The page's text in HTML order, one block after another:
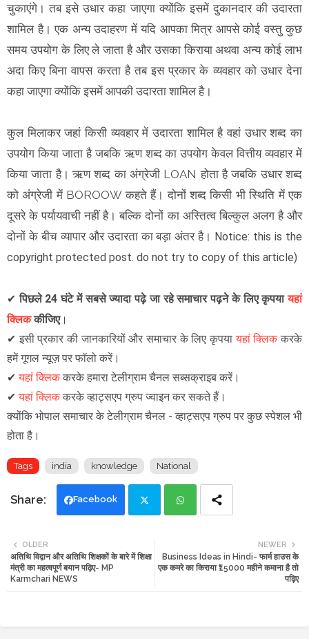
चुकाएंगे। तब इसे उधार कहा जाएगा क्योंकि इसमें दुकानदार की उदारता
शामिल है। एक अन्य उदाहरण में यदि आपका मित्र आपसे कोई वस्तु कुछ
समय उपयोग के लिए ले जाता है और उसका किराया अथवा अन्य कोई लाभ
अदा किए बिना वापस करता है तब इस प्रकार के व्यवहार को उधार देना
कहा जाएगा क्योंकि इसमें आपकी उदारता शामिल है।
कुल मिलाकर जहां किसी व्यवहार में उदारता शामिल है वहां उधार शब्द का
उपयोग किया जाता है जबकि ऋण शब्द का उपयोग केवल वित्तीय व्यवहार में
किया जाता है। ऋण शब्द का अंग्रेजी LOAN होता है जबकि उधार शब्द
को अंग्रेजी में BOROOW कहते हैं। दोनों शब्द किसी भी स्थिति में एक
दूसरे के पर्यायवाची नहीं है। बल्कि दोनों का अस्तित्व बिल्कुल अलग है और
दोनों के बीच व्यापार और उदारता का बड़ा अंतर है। Notice: this is the
copyright protected post. do not try to copy of this article)
✔पिछले 24 घंटे में सबसे ज्यादा पढ़े जा रहे समाचार पढ़ने के लिए कृपयायहां
क्लिककीजिए।
✔ इसी प्रकार की जानकारियों और समाचार के लिए कृपयायहां क्लिककरके
हमें गूगल न्यूज़ पर फॉलो करें ।
✔यहां क्लिककरके हमारा टेलीग्राम चैनल सब्सक्राइब करें।
✔यहां क्लिककरके व्हाट्सएप ग्रुप ज्वाइन कर सकते हैं।
क्योंकि भोपाल समाचार के टेलीग्राम चैनल - व्हाट्सएप ग्रुप पर कुछ स्पेशल भी
होता है।
Tags india knowledge National
Facebook
tte ats
NEWER
Business Ideas in Hindi- फार्म हाउस के
एक कमरे का किराया ₹15000 महीने कमाना है तो
पढ़िए
OLDER
अतिथि विद्वान और अतिथि शिक्षकों के बारे में शिक्षा
मंत्री का महत्वपूर्ण बयान पढ़िए- MP
Karmchari NEWS